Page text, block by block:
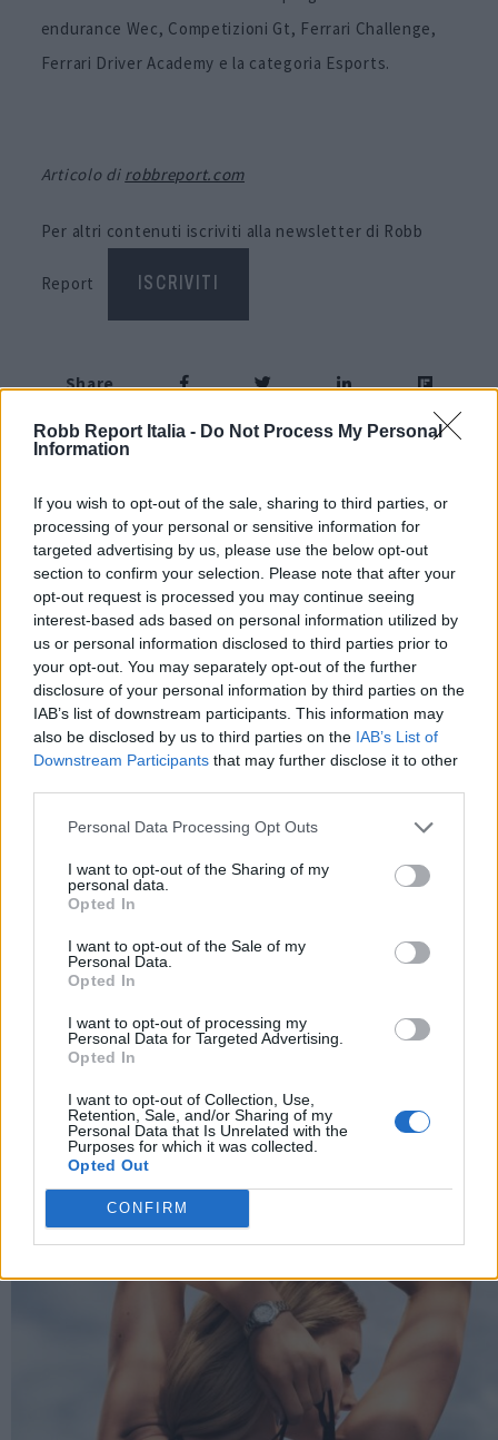
Robb Report Italia - Do Not Process My Personal
Information
If you wish to opt-out of the sale, sharing to third parties, or
processing of your personal or sensitive information for
targeted advertising by us, please use the below opt-out
section to confirm your selection. Please note that after your
opt-out request is processed you may continue seeing
interest-based ads based on personal information utilized by
us or personal information disclosed to third parties prior to
your opt-out. You may separately opt-out of the further
disclosure of your personal information by third parties on the
IAB’s list of downstream participants. This information may
also be disclosed by us to third parties on the IAB’s List of
Downstream Participants that may further disclose it to other
Personal Data Processing Opt Outs
I want to opt-out of the Sharing of my
personal data.
Opted In
I want to opt-out of the Sale of my
Personal Data.
Opted In
I want to opt-out of processing my
Personal Data for Targeted Advertising.
Opted In
I want to opt-out of Collection, Use,
Retention, Sale, and/or Sharing of my
Personal Data that Is Unrelated with the
Purposes for which it was collected.
Opted Out
CONFIRM
endurance Wec, Competizioni Gt, Ferrari Challenge,
Ferrari Driver Academy e la categoria Esports.
Articolo di robbreport.com
Per altri contenuti iscriviti alla newsletter di Robb
Report ISCRIVITI
Share
RELATED POSTS
I colori definiscono la nuova collezione di questa